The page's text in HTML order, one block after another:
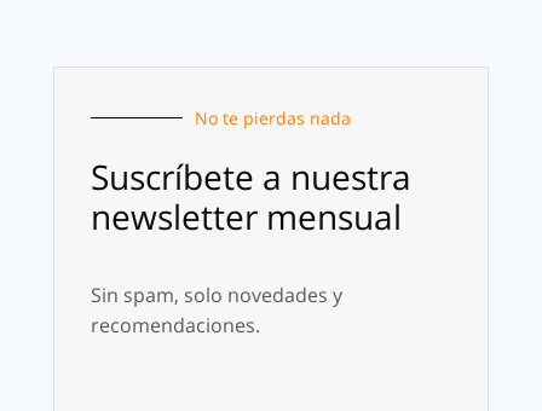
No te pierdas nada
Suscríbete a nuestra
newsletter mensual
Sin spam, solo novedades y
recomendaciones.